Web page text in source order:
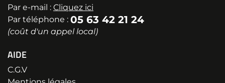
Par e-mail : Cliquez ici
Par téléphone : 05 63 42 21 24
(coût d'un appel local)
AIDE
C.G.V